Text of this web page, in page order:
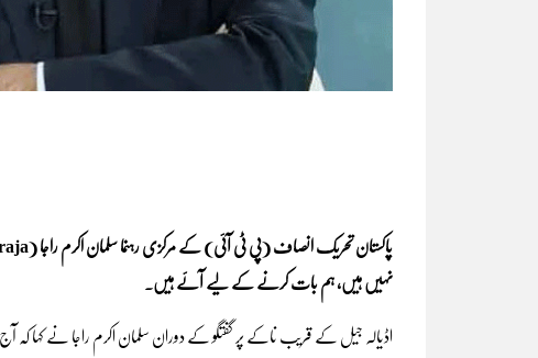
نہیں ہیں، ہم بات کرنے کے لیے آئے ہیں۔
اڈیالہ جیل کے قریب ناکے پر گفتگو کے دوران سلمان اکرم راجا نے کہا